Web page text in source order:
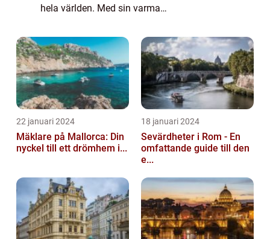
hela världen. Med sin varma
vackra stränder erbjuder Mallorca något för
varje typ a...
22 januari 2024
Mäklare på Mallorca: Din
nyckel till ett drömhem i...
18 januari 2024
Sevärdheter i Rom - En
omfattande guide till den
e...